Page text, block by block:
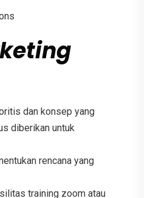
dan konsep yang
diberikan untuk
rencana yang
training zoom atau